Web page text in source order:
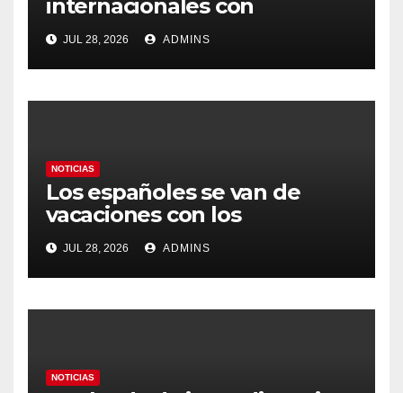
internacionales con
Latinoamérica como socio
prioritario en su agenda de
gobierno
JUL 28, 2026 ADMINS
NOTICIAS
Los españoles se van de
vacaciones con los
carburantes hasta un 21%
más caros que el año pasado
y los hoteles disparados
JUL 28, 2026 ADMINS
NOTICIAS